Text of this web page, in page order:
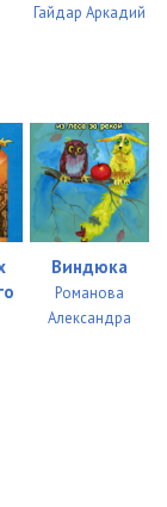
05:02
05:02
05:17
05:04
05:01
05:06
Гайдар Аркадий
Виндюка
Романова
Александра